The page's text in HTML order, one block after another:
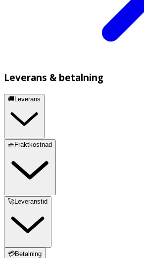
Leverans & betalning
🚚Leverans
🧺Fraktkostnad
🚀Leveranstid
💳Betalning